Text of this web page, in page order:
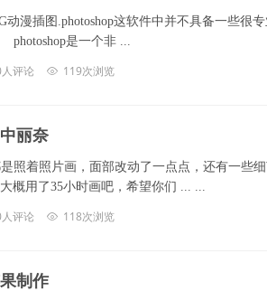
动漫插图.photoshop这软件中并不具备一些很
是一个非 ...
评论 119次浏览
丽奈
照着照片画，面部改动了一点点，还有一些细
概用了35小时画吧，希望你们 ... ...
评论 118次浏览
制作